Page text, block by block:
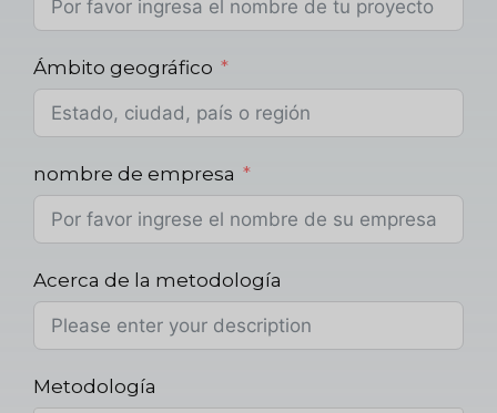
Ámbito geográfico
nombre de empresa
Acerca de la metodología
Metodología